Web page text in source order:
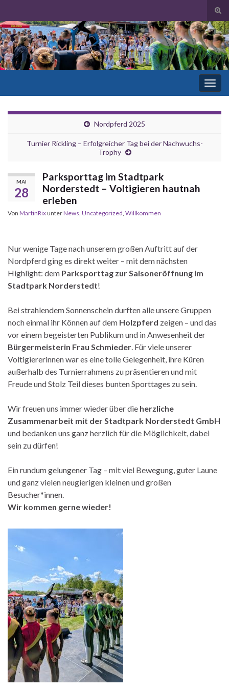
Search for:
Nordpferd 2025
Turnier Rickling – Erfolgreicher Tag bei der Nachwuchs-
Trophy
MAI
28
Parksporttag im Stadtpark
Norderstedt – Voltigieren hautnah
erleben
Von MartinRixunterNews Uncategorized Willkommen
Nur wenige Tage nach unserem großen Auftritt auf der
Nordpferd ging es direkt weiter – mit dem nächsten
Highlight: dem Parksporttag zur Saisoneröffnung im
Stadtpark Norderstedt!
Bei strahlendem Sonnenschein durften alle unsere Gruppen
noch einmal ihr Können auf dem Holzpferd zeigen – und das
vor einem begeisterten Publikum und in Anwesenheit der
Bürgermeisterin Frau Schmieder . Für viele unserer
Voltigiererinnen war es eine tolle Gelegenheit, ihre Küren
außerhalb des Turnierrahmens zu präsentieren und mit
Freude und Stolz Teil dieses bunten Sporttages zu sein.
Wir freuen uns immer wieder über die herzliche
Zusammenarbeit mit der Stadtpark Norderstedt GmbH
und bedanken uns ganz herzlich für die Möglichkeit, dabei
sein zu dürfen!
Ein rundum gelungener Tag – mit viel Bewegung, guter Laune
und ganz vielen neugierigen kleinen und großen
Besucher*innen.
Wir kommen gerne wieder!